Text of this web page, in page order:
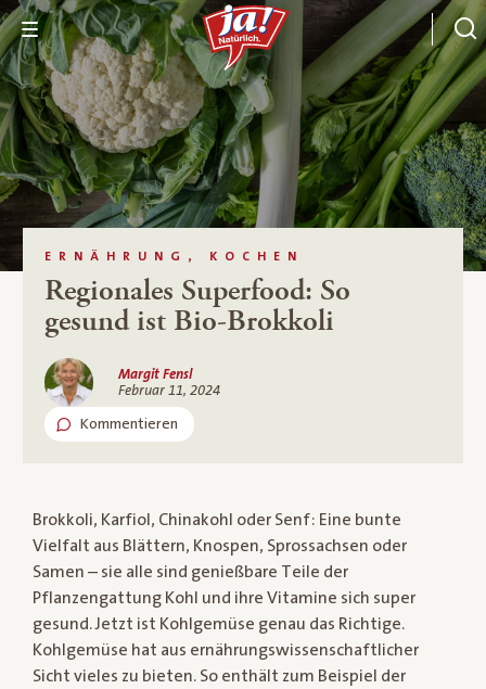
ERNÄHRUNG, KOCHEN
Regionales Superfood: So
gesund ist Bio-Brokkoli
Margit Fensl
Februar 11, 2024
Kommentieren
Brokkoli, Karfiol, Chinakohl oder Senf: Eine bunte
Vielfalt aus Blättern, Knospen, Sprossachsen oder
Samen – sie alle sind genießbare Teile der
Pflanzengattung Kohl und ihre Vitamine sich super
gesund. Jetzt ist Kohlgemüse genau das Richtige.
Kohlgemüse hat aus ernährungswissenschaftlicher
Sicht vieles zu bieten. So enthält zum Beispiel der